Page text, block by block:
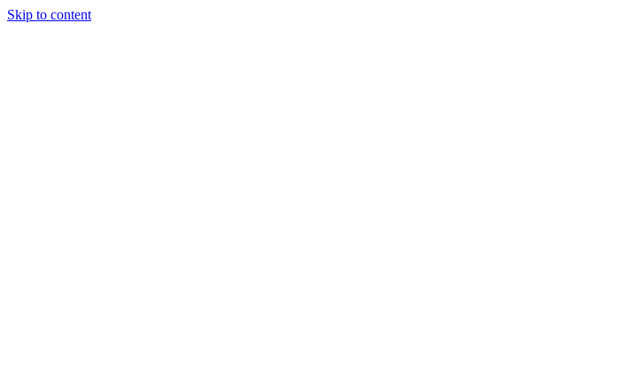
Skip to content